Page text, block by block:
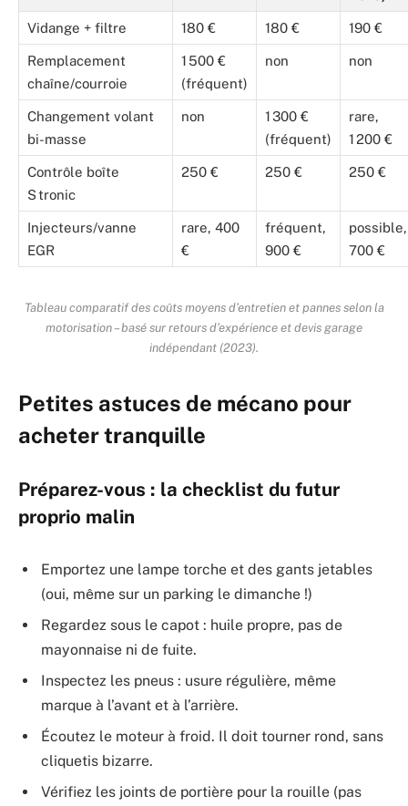
Vidange + filtre 180 € 180 € 190 €
Remplacement
chaîne/courroie
1 500 €
(fréquent)
non non
Changement volant
bi-masse
non
1 300 €
(fréquent)
rare,
1 200 €
Contrôle boîte
S tronic
250 € 250 € 250 €
Injecteurs/vanne
EGR
rare, 400
€
fréquent,
900 €
possible,
700 €
Tableau comparatif des coûts moyens d’entretien et pannes selon la
motorisation – basé sur retours d’expérience et devis garage
indépendant (2023).
Petites astuces de mécano pour
acheter tranquille
Préparez-vous : la checklist du futur
proprio malin
Emportez une lampe torche et des gants jetables
(oui, même sur un parking le dimanche !)
Regardez sous le capot : huile propre, pas de
mayonnaise ni de fuite.
Inspectez les pneus : usure régulière, même
marque à l’avant et à l’arrière.
Écoutez le moteur à froid. Il doit tourner rond, sans
cliquetis bizarre.
Vérifiez les joints de portière pour la rouille (pas